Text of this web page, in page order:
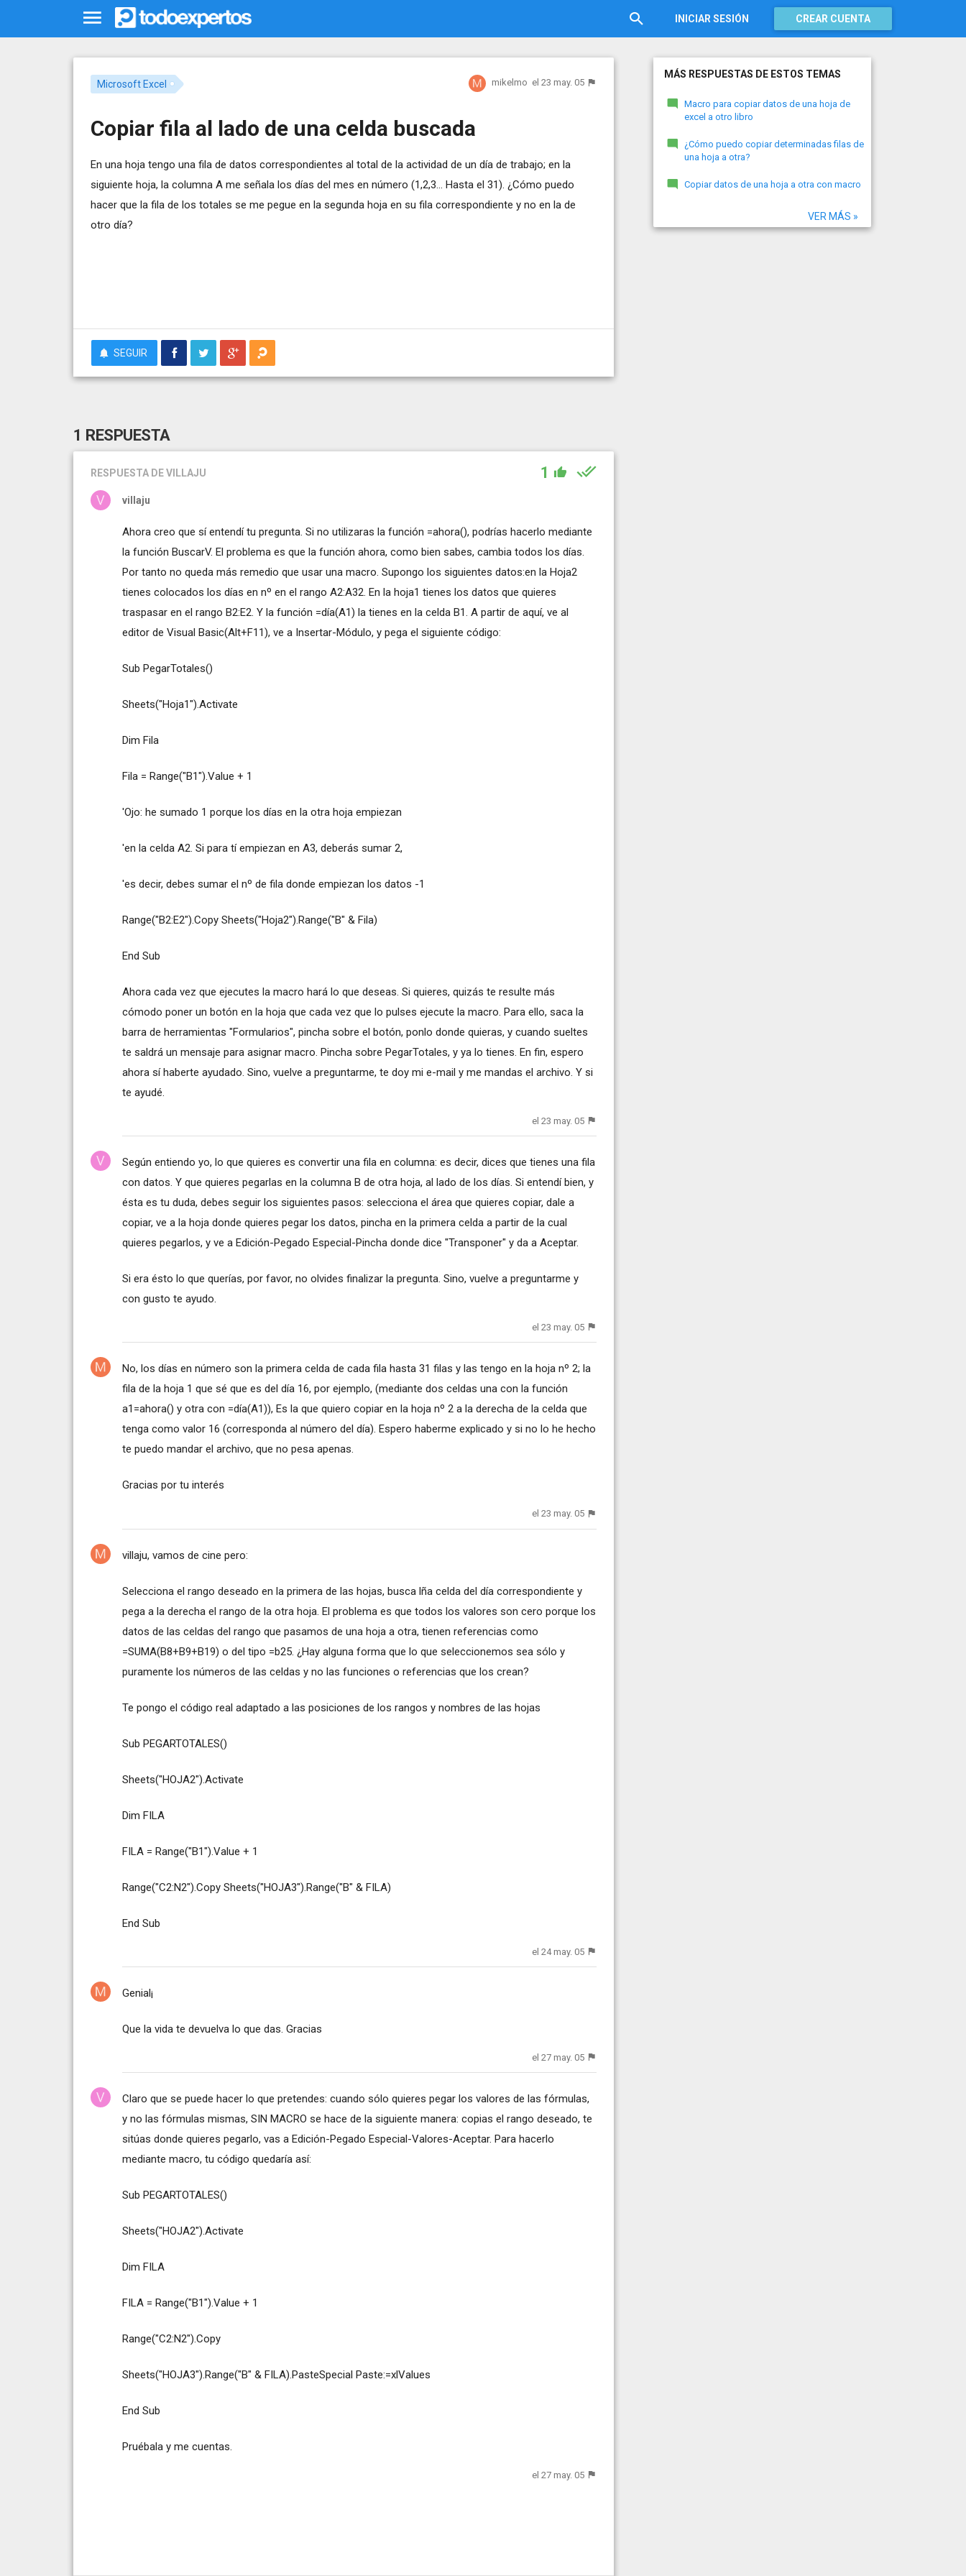
INICIAR SESIÓN CREAR CUENTA
Microsoft Excel mikelmo el 23 may. 05
Copiar fila al lado de una celda buscada
En una hoja tengo una fila de datos correspondientes al total de la actividad de un día de trabajo; en la
siguiente hoja, la columna A me señala los días del mes en número (1,2,3... Hasta el 31). ¿Cómo puedo
hacer que la fila de los totales se me pegue en la segunda hoja en su fila correspondiente y no en la de
otro día?
SEGUIR
1 RESPUESTA
RESPUESTA DE VILLAJU 1
villaju
Ahora creo que sí entendí tu pregunta. Si no utilizaras la función =ahora(), podrías hacerlo mediante
la función BuscarV. El problema es que la función ahora, como bien sabes, cambia todos los días.
Por tanto no queda más remedio que usar una macro. Supongo los siguientes datos:en la Hoja2
tienes colocados los días en nº en el rango A2:A32. En la hoja1 tienes los datos que quieres
traspasar en el rango B2:E2. Y la función =día(A1) la tienes en la celda B1. A partir de aquí, ve al
editor de Visual Basic(Alt+F11), ve a Insertar-Módulo, y pega el siguiente código:
Sub PegarTotales()
Sheets("Hoja1").Activate
Dim Fila
Fila = Range("B1").Value + 1
'Ojo: he sumado 1 porque los días en la otra hoja empiezan
'en la celda A2. Si para tí empiezan en A3, deberás sumar 2,
'es decir, debes sumar el nº de fila donde empiezan los datos -1
Range("B2:E2").Copy Sheets("Hoja2").Range("B" & Fila)
End Sub
Ahora cada vez que ejecutes la macro hará lo que deseas. Si quieres, quizás te resulte más
cómodo poner un botón en la hoja que cada vez que lo pulses ejecute la macro. Para ello, saca la
barra de herramientas "Formularios", pincha sobre el botón, ponlo donde quieras, y cuando sueltes
te saldrá un mensaje para asignar macro. Pincha sobre PegarTotales, y ya lo tienes. En fin, espero
ahora sí haberte ayudado. Sino, vuelve a preguntarme, te doy mi e-mail y me mandas el archivo. Y si
te ayudé.
el 23 may. 05
Según entiendo yo, lo que quieres es convertir una fila en columna: es decir, dices que tienes una fila
con datos. Y que quieres pegarlas en la columna B de otra hoja, al lado de los días. Si entendí bien, y
ésta es tu duda, debes seguir los siguientes pasos: selecciona el área que quieres copiar, dale a
copiar, ve a la hoja donde quieres pegar los datos, pincha en la primera celda a partir de la cual
quieres pegarlos, y ve a Edición-Pegado Especial-Pincha donde dice "Transponer" y da a Aceptar.
Si era ésto lo que querías, por favor, no olvides finalizar la pregunta. Sino, vuelve a preguntarme y
con gusto te ayudo.
el 23 may. 05
No, los días en número son la primera celda de cada fila hasta 31 filas y las tengo en la hoja nº 2; la
fila de la hoja 1 que sé que es del día 16, por ejemplo, (mediante dos celdas una con la función
a1=ahora() y otra con =día(A1)), Es la que quiero copiar en la hoja nº 2 a la derecha de la celda que
tenga como valor 16 (corresponda al número del día). Espero haberme explicado y si no lo he hecho
te puedo mandar el archivo, que no pesa apenas.
Gracias por tu interés
el 23 may. 05
villaju, vamos de cine pero:
Selecciona el rango deseado en la primera de las hojas, busca lña celda del día correspondiente y
pega a la derecha el rango de la otra hoja. El problema es que todos los valores son cero porque los
datos de las celdas del rango que pasamos de una hoja a otra, tienen referencias como
=SUMA(B8+B9+B19) o del tipo =b25. ¿Hay alguna forma que lo que seleccionemos sea sólo y
puramente los números de las celdas y no las funciones o referencias que los crean?
Te pongo el código real adaptado a las posiciones de los rangos y nombres de las hojas
Sub PEGARTOTALES()
Sheets("HOJA2").Activate
Dim FILA
FILA = Range("B1").Value + 1
Range("C2:N2").Copy Sheets("HOJA3").Range("B" & FILA)
End Sub
el 24 may. 05
Genial¡
Que la vida te devuelva lo que das. Gracias
el 27 may. 05
Claro que se puede hacer lo que pretendes: cuando sólo quieres pegar los valores de las fórmulas,
y no las fórmulas mismas, SIN MACRO se hace de la siguiente manera: copias el rango deseado, te
sitúas donde quieres pegarlo, vas a Edición-Pegado Especial-Valores-Aceptar. Para hacerlo
mediante macro, tu código quedaría así:
Sub PEGARTOTALES()
Sheets("HOJA2").Activate
Dim FILA
FILA = Range("B1").Value + 1
Range("C2:N2").Copy
Sheets("HOJA3").Range("B" & FILA).PasteSpecial Paste:=xlValues
End Sub
Pruébala y me cuentas.
el 27 may. 05
MÁS RESPUESTAS DE ESTOS TEMAS
Macro para copiar datos de una hoja de
excel a otro libro
¿Cómo puedo copiar determinadas filas de
una hoja a otra?
Copiar datos de una hoja a otra con macro
VER MÁS »